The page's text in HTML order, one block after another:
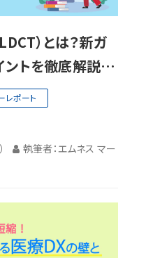
）とは？新ガ
ントを徹底解説
レポート
）
執筆者：エムネス マー